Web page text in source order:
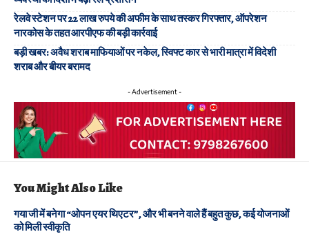
रेलवे स्टेशन पर 22 लाख रुपये की अफीम के साथ तस्कर गिरफ्तार, ऑपरेशन
नारकोस के तहत आरपीएफ की बड़ी कार्रवाई
बड़ी खबर: अवैध शराब माफियाओं पर नकेल, स्विफ्ट कार से भारी मात्रा में विदेशी
शराब और बीयर बरामद
- Advertisement -
You Might Also Like
गया जी में बनेगा “ओपन एयर थिएटर”, और भी बनने वाले हैं बहुत कुछ, कई योजनाओं
को मिली स्वीकृति